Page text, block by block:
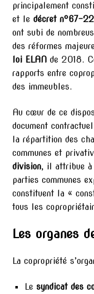
principalement
et le décret n°67-
ont subi de
des réformes
loi ELAN de 2018.
rapports entre
des immeubles.
Au cœur de ce
document
la répartition des
communes et
division, il attribue à
parties communes
constituent la «
tous les
Les organes
La copropriété
Le syndicat des